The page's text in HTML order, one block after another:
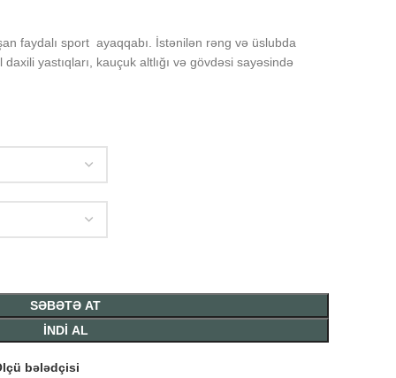
faydalı sport ayaqqabı. İstənilən rəng və üslubda
yastıqları, kauçuk altlığı və gövdəsi sayəsində
SƏBƏTƏ AT
İNDİ AL
bələdçisi